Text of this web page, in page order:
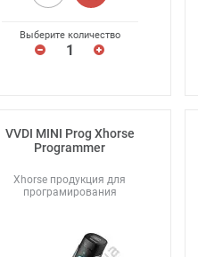
Выберите количество
VVDI MINI Prog Xhorse
Programmer
Xhorse продукция для
програмирования